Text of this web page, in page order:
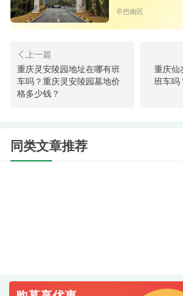
以了，家属可以考虑买个性价比较
东和座北向南为主方向，处在金鳌
巴南区
重庆灵安陵园地址在哪有班
车吗？重庆灵安陵园墓地价
格多少钱？
重庆仙
班车吗
同类文章推荐